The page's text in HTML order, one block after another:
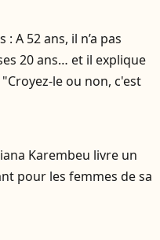
A 52 ans, il n’a pas
20 ans… et il explique
le ou non, c'est
Karembeu livre un
pour les femmes de sa